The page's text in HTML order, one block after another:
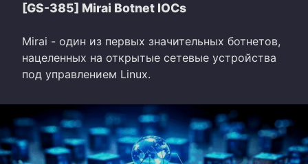
[GS-385] Mirai Botnet IOCs
Mirai - один из первых значительных ботнетов,
нацеленных на открытые сетевые устройства
под управлением Linux.